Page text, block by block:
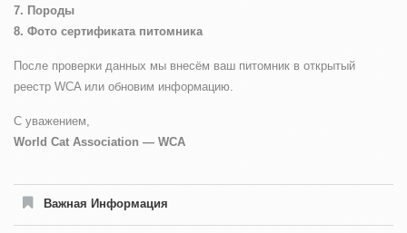
7. Породы
8. Фото сертификата питомника
После проверки данных мы внесём ваш питомник в открытый
реестр WCA или обновим информацию.
С уважением,
World Cat Association — WCA
Важная Информация